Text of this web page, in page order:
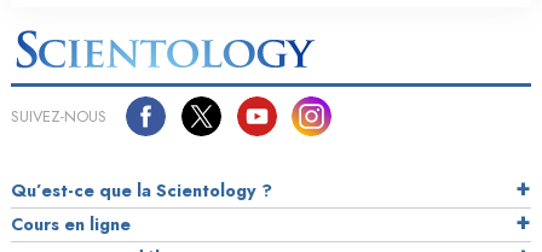
SUIVEZ-NOUS
Qu’est-ce que la Scientology ?
Cours en ligne